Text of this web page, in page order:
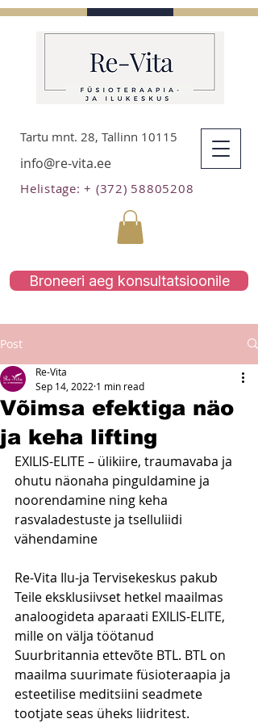
Tartu mnt. 28, Tallinn 10115
info@re-vita.ee
Helistage: + (372) 58805208
Broneeri aeg konsultatsioonile
Post
Võimsa efektiga näo
ja keha lifting
Re-Vita
Sep 14, 2022 1 min read
EXILIS-ELITE – ülikiire, traumavaba ja
ohutu näonaha pinguldamine ja
noorendamine ning keha
rasvaladestuste ja tselluliidi
vähendamine
Re-Vita Ilu-ja Tervisekeskus pakub
Teile eksklusiivset hetkel maailmas
analoogideta aparaati EXILIS-ELITE,
mille on välja töötanud
Suurbritannia ettevõte BTL. BTL on
maailma suurimate füsioteraapia ja
esteetilise meditsiini seadmete
tootjate seas üheks liidritest.